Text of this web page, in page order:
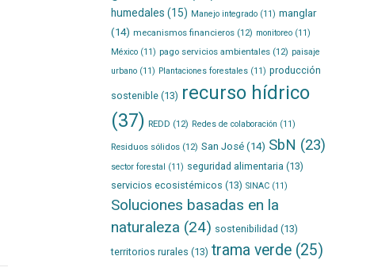
humedales (15) Manejo integrado(11) manglar
(14) mecanismos financieros(12) monitoreo(11)
México(11) pago servicios ambientales(12) paisaje
urbano(11) Plantaciones forestales(11) producción
sostenible(13) recurso hídrico
(37) REDD (12) Redes de colaboración (11)
Residuos sólidos(12) San José(14) SbN (23)
sector forestal (11) seguridad alimentaria (13)
servicios ecosistémicos (13) SINAC(11)
Soluciones basadas en la
naturaleza (24) sostenibilidad (13)
territorios rurales (13) trama verde(25)